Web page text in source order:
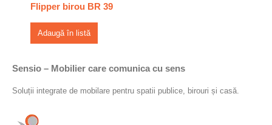
Flipper birou BR 39
Adaugă în listă
Sensio – Mobilier care comunica cu sens
Soluții integrate de mobilare pentru spatii publice, birouri și casă.